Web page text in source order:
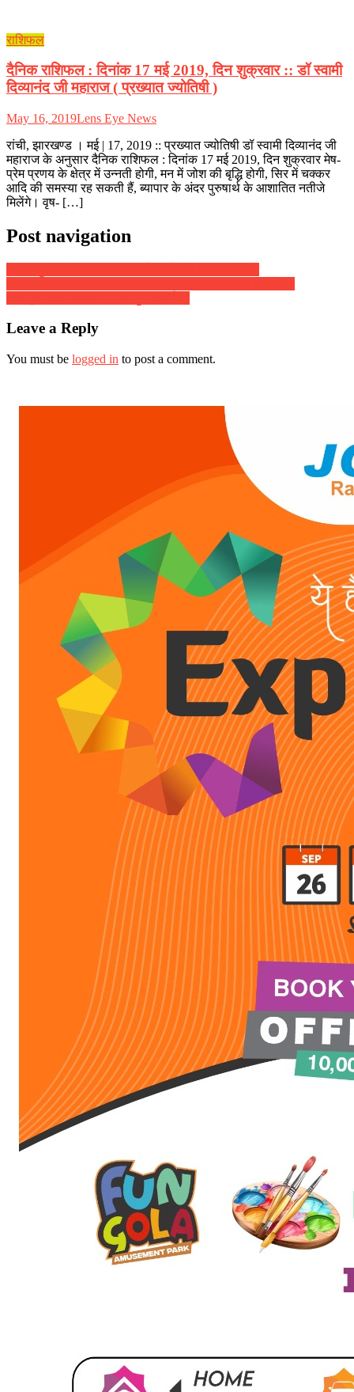
राशिफल
दैनिक राशिफल : दिनांक 17 मई 2019, दिन शुक्रवार :: डॉ स्वामी
दिव्यानंद जी महाराज ( प्रख्यात ज्योतिषी )
May 16, 2019Lens Eye News
रांची, झारखण्ड । मई | 17, 2019 :: प्रख्यात ज्योतिषी डॉ स्वामी दिव्यानंद जी
महाराज के अनुसार दैनिक राशिफल : दिनांक 17 मई 2019, दिन शुक्रवार मेष-
प्रेम प्रणय के क्षेत्र में उन्नती होगी, मन में जोश की बृद्धि होगी, सिर में चक्कर
आदि की समस्या रह सकती हैं, ब्यापार के अंदर पुरुषार्थ के आशातित नतीजे
मिलेंगे। वृष- […]
Post navigation
Leave a Reply
You must be logged in to post a comment.